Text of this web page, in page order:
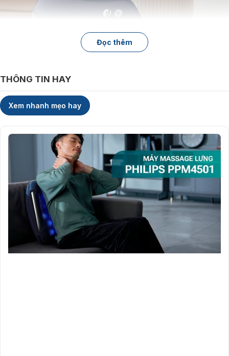
Công nghệ massage 3D với 4 chế độ tùy chỉnh thông
“Đa dạng thao tác, linh hoạt phù hợp từng nhu cầu”
Máy tích hợp4 chế độ massagegồm xoa dịu, xoa bóp, lặp lại và tăng
cường, cho phép người dùng lựa chọn phù hợp với tình trạng sức khỏe
và mong muốn thư giãn. Công nghệ massage 3D mô phỏng các động
tác như tay người thật, nâng cao hiệu quả giảm căng cơ sâu.
Đọc thêm
THÔNG TIN HAY
Xem nhanh mẹo hay